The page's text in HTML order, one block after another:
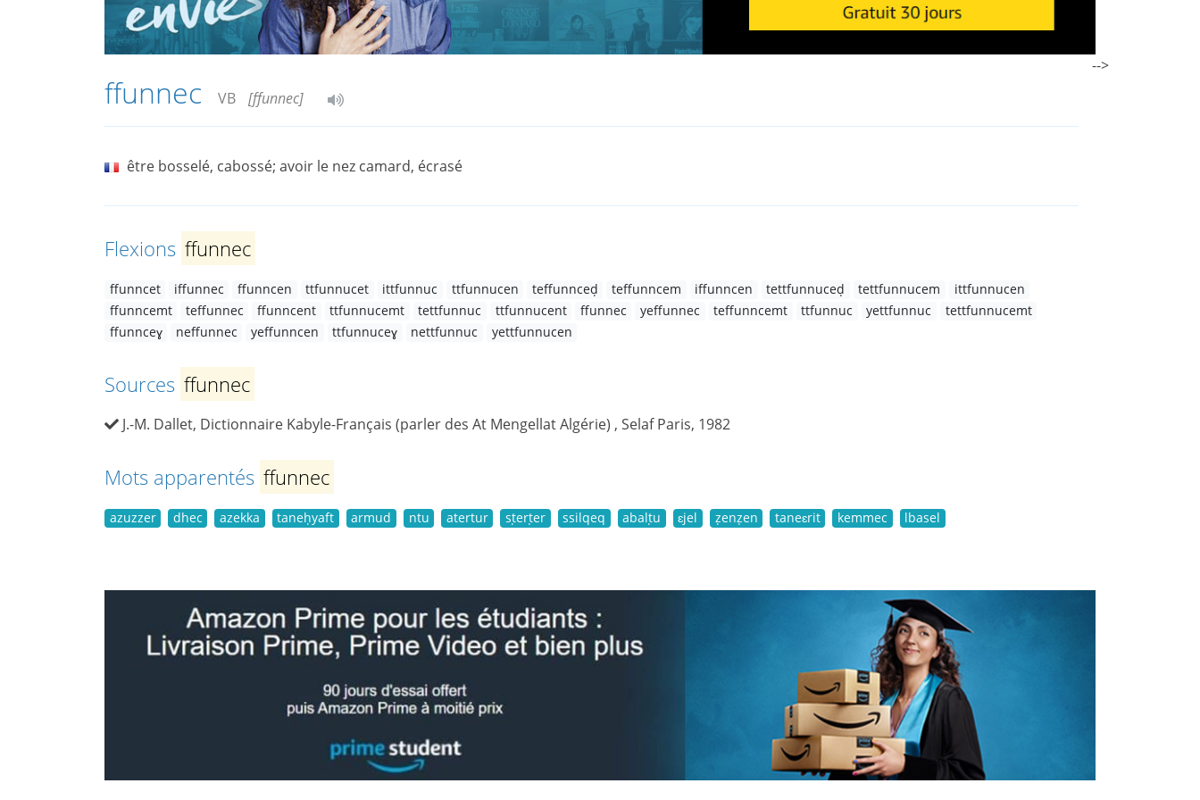
ffunnec VB [ffunnec]
être bosselé, cabossé; avoir le nez camard, écrasé
Flexions ffunnec
ffunncet iffunnec ffunncen ttfunnucet ittfunnuc ttfunnucen teffunnceḍ teffunncem iffunncen tettfunnuceḍ tettfunnucem
ittfunnucen
ffunncemt
teffunnec ffunncent ttfunnucemt tettfunnuc ttfunnucent ffunnec yeffunnec teffunncemt ttfunnuc yettfunnuc
tettfunnucemt
ffunnceɣ
neffunnec yeffunncen ttfunnuceɣ nettfunnuc yettfunnucen
Sources ffunnec
J.-M. Dallet, Dictionnaire Kabyle-Français (parler des At Mengellat Algérie) , Selaf Paris, 1982
Mots apparentés ffunnec
azuzzer dhec azekka taneḥyaft armud ntu atertur sṭerṭer ssilqeq abalṭu ɛjel ẓenẓen taneɛrit kemmec lbasel
-->